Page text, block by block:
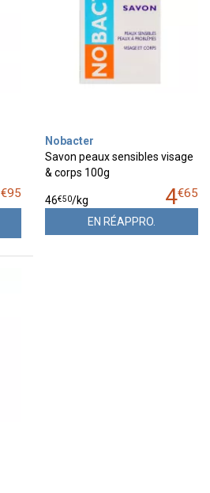
€95
Nobacter
Savon peaux sensibles visage
& corps 100g
4€65
46€50/kg
EN RÉAPPRO.